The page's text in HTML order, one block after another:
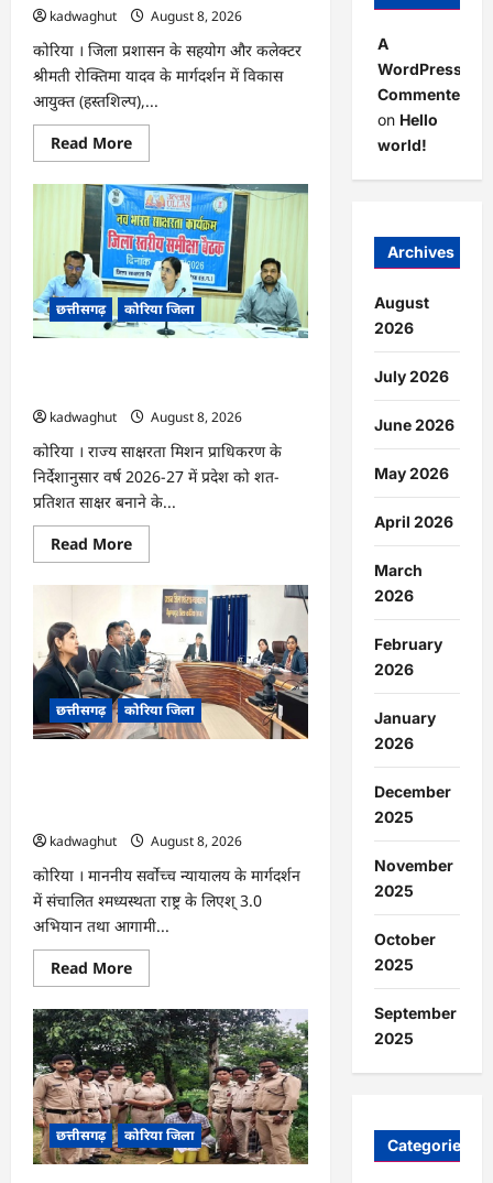
…
kadwaghut August 8, 2026
कोरिया । जिला प्रशासन के सहयोग और कलेक्टर
श्रीमती रोक्तिमा यादव के मार्गदर्शन में विकास
आयुक्त (हस्तशिल्प),...
Read MoreRead
more
CG
:
कलेक्टर
के
मार्गदर्शन
में
छह
गांवों
तक
पहुंची
हस्तशिल्प
छत्तीसगढ़ कोरिया जिला
kadwaghut
August 8, 2026
कोरिया । राज्य साक्षरता मिशन प्राधिकरण के
निर्देशानुसार वर्ष 2026-27 में प्रदेश को शत-
प्रतिशत साक्षर बनाने के...
Read MoreRead
more
CG
अगस्त
को
जिलेभर
में
आयोजित
होगा
‘उल्लास
महा-
छत्तीसगढ़ कोरिया जिला
kadwaghut
August 8, 2026
कोरिया । माननीय सर्वाेच्च न्यायालय के मार्गदर्शन
में संचालित श्मध्यस्थता राष्ट्र के लिएश् 3.0
अभियान तथा आगामी...
Read MoreRead
more
CG
:
नेशनल
लोक
अदालत
एवं
‘मध्यस्थता
राष्ट्र
के
लिए‘
3.0
छत्तीसगढ़ कोरिया जिला
A
WordPress
Commenter
on Hello
world!
Archives
August
2026
July 2026
June 2026
May 2026
April 2026
March
2026
February
2026
January
2026
December
2025
November
2025
October
2025
September
2025
Categories